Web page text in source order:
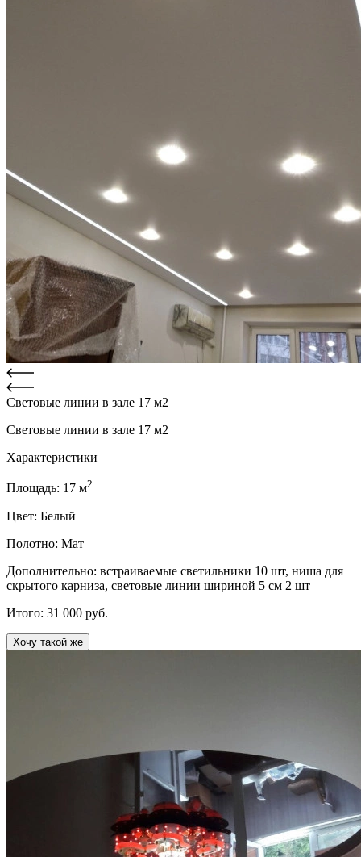
Световые линии в зале 17 м2
Световые линии в зале 17 м2
Характеристики
Площадь: 17 м2
Цвет: Белый
Полотно: Мат
Дополнительно: встраиваемые светильники 10 шт, ниша для
скрытого карниза, световые линии шириной 5 см 2 шт
Итого: 31 000 руб.
Хочу такой же